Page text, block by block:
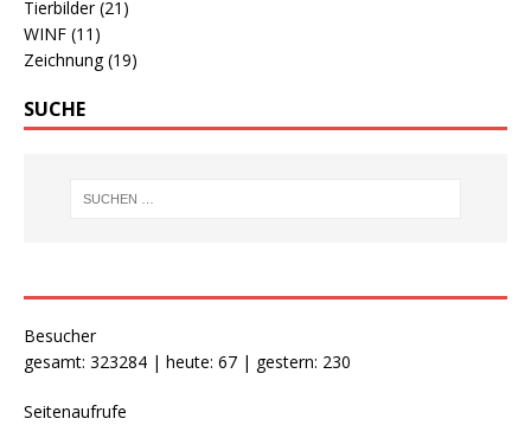
Tierbilder(21)
WINF (11)
Zeichnung(19)
SUCHE
Besucher
gesamt: 323284 | heute: 67 | gestern: 230
Seitenaufrufe